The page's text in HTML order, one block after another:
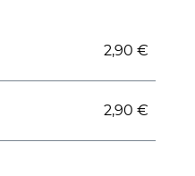
2,90 €
2,90 €